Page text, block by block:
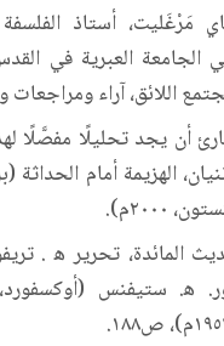
مَرْغَليت، أستاذ
في الجامعة العبرية في
اللائق، آراء ومراجعات
أن يجد تحليلًا مفصَّلًا
الهزيمة أمام
٢٠٠٠م).
المائدة، تحرير ﻫ .
ﻫ. ستيفنس